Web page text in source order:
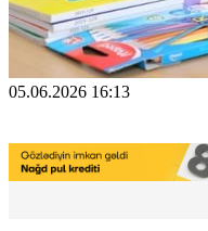
05.06.2026 16:13